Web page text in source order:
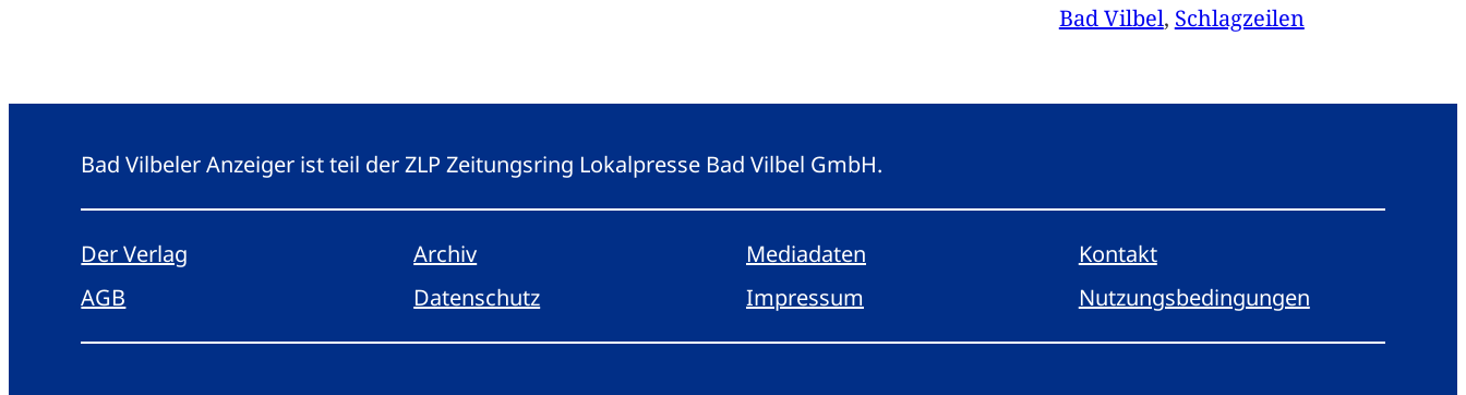
Bad Vilbel, Schlagzeilen
Bad Vilbeler Anzeiger ist teil der ZLP Zeitungsring Lokalpresse Bad Vilbel GmbH.
Der Verlag Archiv Mediadaten
Kontakt
AGB
Datenschutz Impressum Nutzungsbedingungen